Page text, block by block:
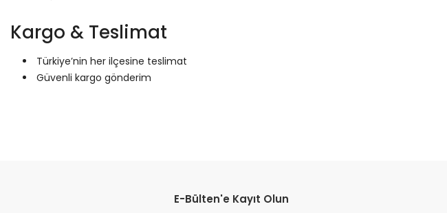
Kargo & Teslimat
Türkiye’nin her ilçesine teslimat
Güvenli kargo gönderim
Ürün resmi kalitesiz, bozuk veya görüntülenemiyor.
E-Bülten'e Kayıt Olun